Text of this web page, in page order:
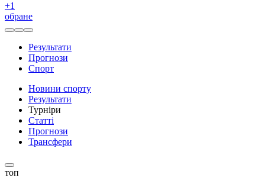
+1
обране
Результати
Прогнози
Спорт
Новини спорту
Результати
Турніри
Статті
Прогнози
Трансфери
топ